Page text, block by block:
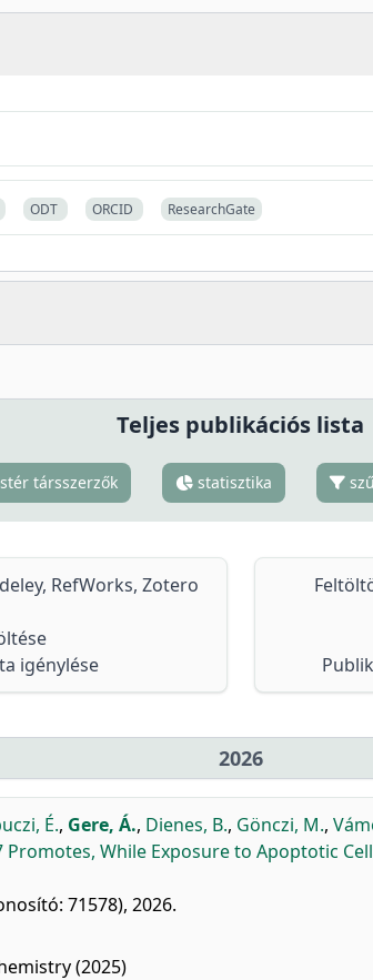
ODT ORCID ResearchGate
Teljes publikációs lista
társszerzők statisztika
RefWorks, Zotero
igénylése
2026
É., Gere, Á., Dienes, B., Gönczi, M.,
Promotes, While Exposure to Apoptotic
71578), 2026.
(2025)